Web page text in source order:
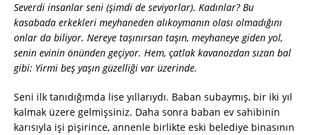
Severdi insanlar seni (şimdi de seviyorlar). Kadınlar? Bu
kasabada erkekleri meyhaneden alıkoymanın olası olmadığını
onlar da biliyor. Nereye taşınırsan taşın, meyhaneye giden yol,
senin evinin önünden geçiyor. Hem, çatlak kavanozdan sızan bal
gibi: Yirmi beş yaşın güzelliği var üzerinde.
Seni ilk tanıdığımda lise yıllarıydı. Baban subaymış, bir iki yıl
kalmak üzere gelmişsiniz. Daha sonra baban ev sahibinin
karısıyla işi pişirince, annenle birlikte eski belediye binasının